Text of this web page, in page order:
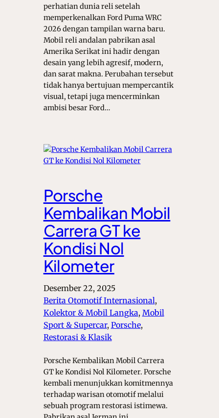
perhatian dunia reli setelah
memperkenalkan Ford Puma WRC
2026 dengan tampilan warna baru.
Mobil reli andalan pabrikan asal
Amerika Serikat ini hadir dengan
desain yang lebih agresif, modern,
dan sarat makna. Perubahan tersebut
tidak hanya bertujuan mempercantik
visual, tetapi juga mencerminkan
ambisi besar Ford…
Porsche
Kembalikan Mobil
Carrera GT ke
Kondisi Nol
Kilometer
Desember 22, 2025
Berita Otomotif Internasional ,
Kolektor & Mobil Langka, Mobil
Sport & Supercar, Porsche ,
Restorasi & Klasik
Porsche Kembalikan Mobil Carrera
GT ke Kondisi Nol Kilometer. Porsche
kembali menunjukkan komitmennya
terhadap warisan otomotif melalui
sebuah program restorasi istimewa.